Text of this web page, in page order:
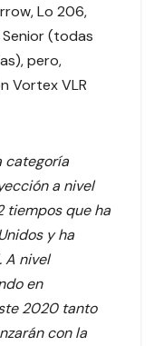
Lo 206,
Senior (todas
pero,
Vortex VLR
categoría
a nivel
tiempos que ha
y ha
A nivel
en
2020 tanto
con la